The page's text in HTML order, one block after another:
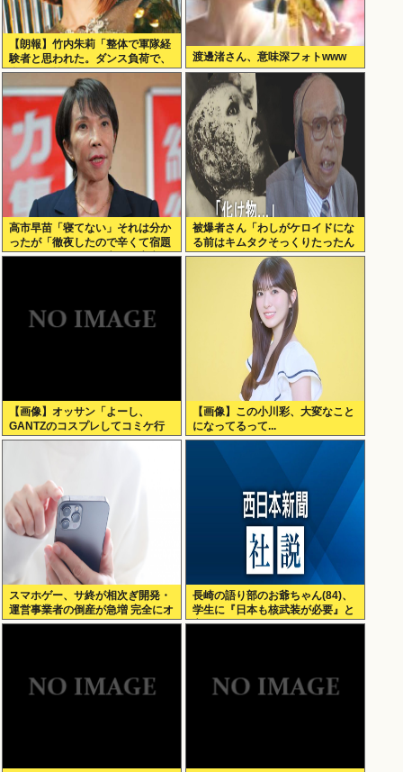
【朗報】竹内朱莉「整体で軍隊経
験者と思われた。ダンス負荷で、
私の骨と筋肉はもうグチャグチャ
になってい
渡邊渚さん、意味深フォトwww
高市早苗「寝てない」それは分か
ったが「徹夜したので辛くて宿題
やってません」って言う奴高市早
被爆者さん「わしがケロイドにな
る前はキムタクそっくりたったん
じゃ」ハードなギャグをかます
【画像】オッサン「よーし、
GANTZのコスプレしてコミケ行
くかー」
【画像】この小川彩、大変なこと
になってるって...
スマホゲー、サ終が相次ぎ開発・
運営事業者の倒産が急増 完全にオ
ワコンか
長崎の語り部のお爺ちゃん(84)、
学生に『日本も核武装が必要』と
言われびっくり